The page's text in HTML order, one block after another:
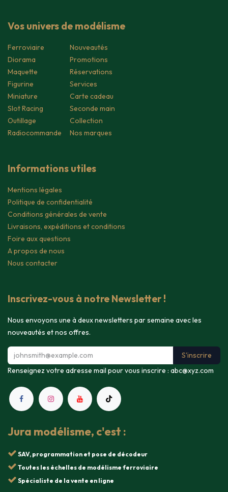
Vos univers de modélisme
Ferroviaire
Diorama
Maquette
Figurine
Miniature
Slot Racing
Outillage
Radiocommande
Nouveautés
Promotions
Réservations
Services
Carte cadeau
Seconde main
Collection
Nos marques
Informations utiles
Mentions légales
Politique de confidentialité
Conditions générales de vente
Livraisons, expéditions et conditions
Foire aux questions
A propos de nous
Nous contacter
Inscrivez-vous à notre Newsletter !
Nous envoyons une à deux newsletters par semaine avec les
nouveautés et nos offres.
S'inscrire
Renseignez votre adresse mail pour vous inscrire : abc@xyz.com
Jura modélisme, c'est :
SAV, programmation et pose de décodeur
Toutes les échelles de modélisme ferroviaire
Spécialiste de la vente en ligne